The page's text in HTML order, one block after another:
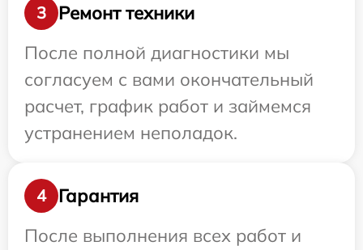
3
Ремонт техники
После полной диагностики мы
согласуем с вами окончательный
расчет, график работ и займемся
устранением неполадок.
4
Гарантия
После выполнения всех работ и